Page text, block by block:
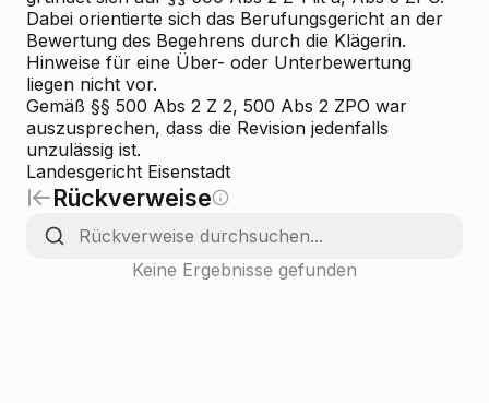
Dabei orientierte sich das Berufungsgericht an der
Bewertung des Begehrens durch die Klägerin.
Hinweise für eine Über- oder Unterbewertung
liegen nicht vor.
Gemäß §§ 500 Abs 2 Z 2, 500 Abs 2 ZPO war
auszusprechen, dass die Revision jedenfalls
unzulässig ist.
Landesgericht Eisenstadt
Rückverweise
Keine Ergebnisse gefunden